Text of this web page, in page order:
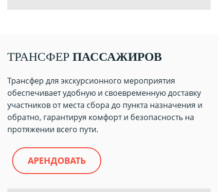
ТРАНСФЕР ПАССАЖИРОВ
Трансфер для экскурсионного мероприятия
обеспечивает удобную и своевременную доставку
участников от места сбора до пункта назначения и
обратно, гарантируя комфорт и безопасность на
протяжении всего пути.
АРЕНДОВАТЬ